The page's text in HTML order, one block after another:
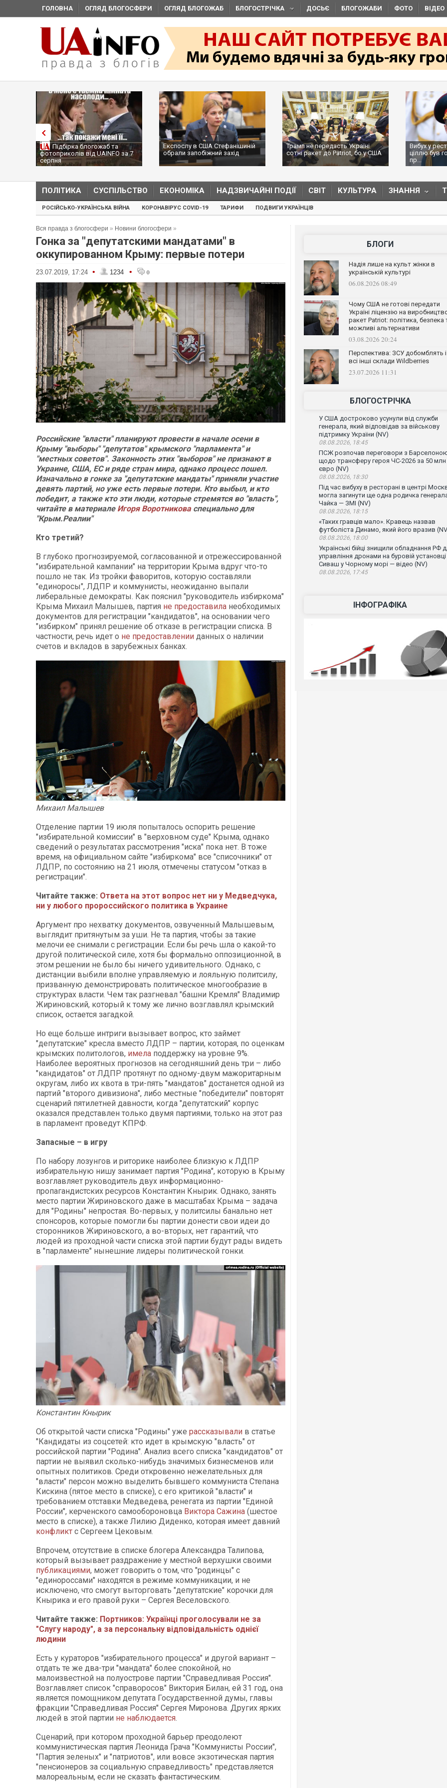
ГОЛОВНА ОГЛЯД БЛОГОСФЕРИ ОГЛЯД БЛОГОЖАБ БЛОГОСТРІЧКА ДОСЬЄ БЛОГОЖАБИ ФОТО ВІДЕО
Підбірка блогожаб та
фотоприколів від UAINFO за 7
серпня
Експослу в США Стефанішиній
обрали запобіжний захід
Трамп не передасть Україні
сотні ракет до Patriot, бо у США
...
Вибух у
ціллю був
пр...
ПОЛІТИКА СУСПІЛЬСТВО ЕКОНОМІКА НАДЗВИЧАЙНІ ПОДІЇ СВІТ КУЛЬТУРА ЗНАННЯ
РОСІЙСЬКО-УКРАЇНСЬКА ВІЙНА КОРОНАВІРУС COVID-19 ТАРИФИ ПОДВИГИ УКРАЇНЦІВ
Вся правда з блогосфери » Новини блогосфери »
Гонка за "депутатскими мандатами" в
оккупированном Крыму: первые потери
23.07.2019, 17:24 • 1234 • 0
Российские "власти" планируют провести в начале осени в
Крыму "выборы" "депутатов" крымского "парламента" и
"местных советов". Законность этих "выборов" не признают в
Украине, США, ЕС и ряде стран мира, однако процесс пошел.
Изначально в гонке за "депутатские мандаты" приняли участие
девять партий, но уже есть первые потери. Кто выбыл, и кто
победит, а также кто эти люди, которые стремятся во "власть",
читайте в материале Игоря Воротниковаспециально для
"Крым.Реалии"
Кто третий?
В глубоко прогнозируемой, согласованной и отрежессированной
"избирательной кампании" на территории Крыма вдруг что-то
пошло не так. Из тройки фаворитов, которую составляли
"единоросы", ЛДПР и коммунисты, неожиданно выпали
либеральные демократы. Как пояснил "руководитель избиркома"
Крыма Михаил Малышев, партия не предоставила необходимых
документов для регистрации "кандидатов", на основании чего
"избирком" принял решение об отказе в регистрации списка. В
частности, речь идет о не предоставлении данных о наличии
счетов и вкладов в зарубежных банках.
Михаил Малышев
Отделение партии 19 июля попыталось оспорить решение
"избирательной комиссии" в "верховном суде" Крыма, однако
сведений о результатах рассмотрения "иска" пока нет. В тоже
время, на официальном сайте "избиркома" все "списочники" от
ЛДПР, по состоянию на 21 июля, отмечены статусом "отказ в
регистрации".
Читайте также: Ответа на этот вопрос нет ни у Медведчука,
ни у любого пророссийского политика в Украине
Аргумент про нехватку документов, озвученный Малышевым,
выглядит притянутым за уши. Не та партия, чтобы за такие
мелочи ее снимали с регистрации. Если бы речь шла о какой-то
другой политической силе, хотя бы формально оппозиционной, в
этом решении не было бы ничего удивительного. Однако, с
дистанции выбили вполне управляемую и лояльную политсилу,
призванную демонстрировать политическое многообразие в
структурах власти. Чем так разгневал "башни Кремля" Владимир
Жириновский, который к тому же лично возглавлял крымский
список, остается загадкой.
Но еще больше интриги вызывает вопрос, кто займет
"депутатские" кресла вместо ЛДПР – партии, которая, по оценкам
крымских политологов, имела поддержку на уровне 9%.
Наиболее вероятных прогнозов на сегодняшний день три – либо
"кандидатов" от ЛДПР протянут по одному-двум мажоритарным
округам, либо их квота в три-пять "мандатов" достанется одной из
партий "второго дивизиона", либо местные "победители" повторят
сценарий пятилетней давности, когда "депутатский" корпус
оказался представлен только двумя партиями, только на этот раз
в парламент проведут КПРФ.
Запасные – в игру
По набору лозунгов и риторике наиболее близкую к ЛДПР
избирательную нишу занимает партия "Родина", которую в Крыму
возглавляет руководитель двух информационно-
пропагандистских ресурсов Константин Кнырик. Однако, занять
место партии Жириновского даже в масштабах Крыма – задача
для "Родины" непростая. Во-первых, у политсилы банально нет
спонсоров, которые помогли бы партии донести свои идеи до
сторонников Жириновского, а во-вторых, нет гарантий, что
людей из проходной части списка этой партии будут рады видеть
в "парламенте" нынешние лидеры политической гонки.
Константин Кнырик
Об открытой части списка "Родины" уже рассказывали в статье
"Кандидаты из соцсетей: кто идет в крымскую "власть" от
российской партии "Родина". Анализ всего списка "кандидатов" от
партии не выявил сколько-нибудь значимых бизнесменов или
опытных политиков. Среди откровенно нежелательных для
"власти" персон можно выделить бывшего коммуниста Степана
Кискина (пятое место в списке), с его критикой "власти" и
требованием отставки Медведева, ренегата из партии "Единой
России", керченского самообороновца Виктора Сажина (шестое
место в списке), а также Лилию Диденко, которая имеет давний
конфликт с Сергеем Цековым.
Впрочем, отсутствие в списке блогера Александра Талипова,
который вызывает раздражение у местной верхушки своими
публикациями, может говорить о том, что "родинцы" с
"единороссами" находятся в режиме коммуникации, и не
исключено, что смогут выторговать "депутатские" корочки для
Кнырика и его правой руки – Сергея Веселовского.
Читайте также: Портников: Українці проголосували не за
"Слугу народу", а за персональну відповідальність однієї
людини
Есть у кураторов "избирательного процесса" и другой вариант –
отдать те же два-три "мандата" более спокойной, но
малоизвестной на полуострове партии "Справедливая Россия".
Возглавляет список "справоросов" Виктория Билан, ей 31 год, она
является помощником депутата Государственной думы, главы
фракции "Справедливая Россия" Сергея Миронова. Других ярких
людей в этой партии не наблюдается.
Сценарий, при котором проходной барьер преодолеют
коммунистическая партия Леонида Грача "Коммунисты России",
"Партия зеленых" и "патриотов", или вовсе экзотическая партия
"пенсионеров за социальную справедливость" представляется
малореальным, если не сказать фантастическим.
БЛОГИ
Надія лише на культ жінки в
українській культурі
06.08.2026 08:49
Чому США не готові передати
Україні ліцензію на
ракет Patriot: політика, безпека
можливі альтернативи
03.08.2026 20:24
Перспектива: ЗСУ добомблять і
всі інші склади Wildberries
23.07.2026 11:31
БЛОГОСТРІЧКА
У США достроково усунули від служби
генерала, який відповідав за військову
підтримку України (NV)
08.08.2026, 18:45
ПСЖ розпочав переговори з
щодо трансферу героя ЧС-2026 за 50 млн
євро (NV)
08.08.2026, 18:30
Під час вибуху в ресторані в центрі
могла загинути ще одна родичка
Чайка — ЗМІ (NV)
08.08.2026, 18:15
«Таких гравців мало». Кравець назвав
футболіста Динамо, який його вразив
08.08.2026, 18:00
Українські бійці знищили обладнання РФ
управління дронами на буровій установці
Сиваш у Чорному морі — відео (NV)
08.08.2026, 17:45
ІНФОГРАФІКА